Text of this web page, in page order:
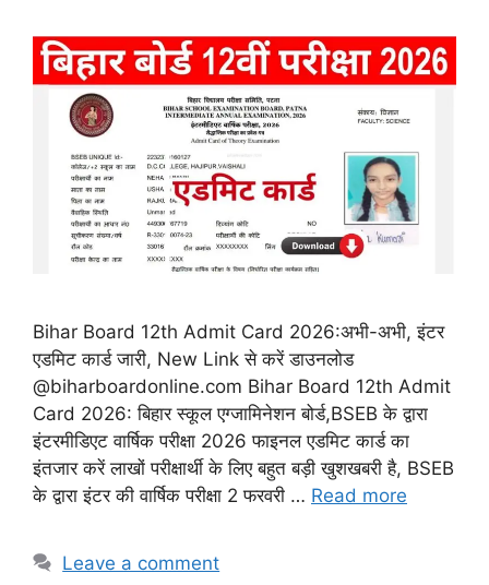
Bihar Board 12th Admit Card 2026:अभी-अभी, इंटर
एडमिट कार्ड जारी, New Link से करें डाउनलोड
@biharboardonline.com Bihar Board 12th Admit
Card 2026: बिहार स्कूल एग्जामिनेशन बोर्ड,BSEB के द्वारा
इंटरमीडिएट वार्षिक परीक्षा 2026 फाइनल एडमिट कार्ड का
इंतजार करें लाखों परीक्षार्थी के लिए बहुत बड़ी खुशखबरी है, BSEB
के द्वारा इंटर की वार्षिक परीक्षा 2 फरवरी … Read more
Leave a comment